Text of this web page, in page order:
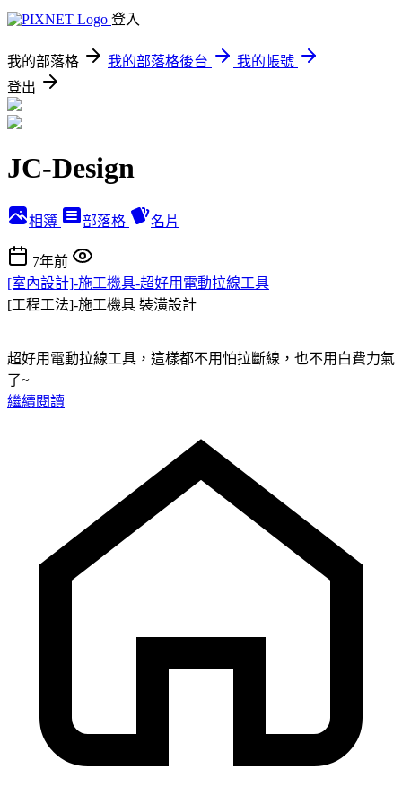
登入
我的部落格 我的部落格後台
我的帳號
登出
JC-Design
相簿 部落格 名片
7年前
[室內設計]-施工機具-超好用電動拉線工具
[工程工法]-施工機具 裝潢設計
超好用電動拉線工具，這樣都不用怕拉斷線，也不用白費力氣
了~
繼續閱讀